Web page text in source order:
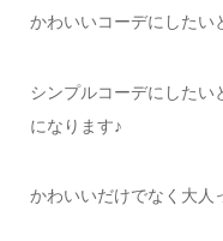
かわいいコーデにしたい
シンプルコーデにしたい
になります♪
かわいいだけでなく大